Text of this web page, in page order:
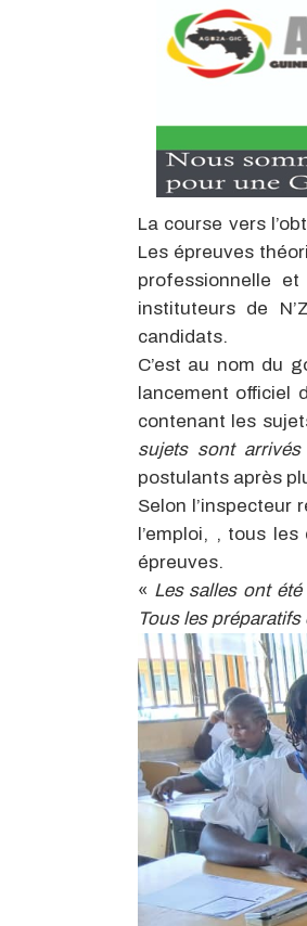
La course vers
Les épreuves
professionnelle
instituteurs de
candidats.
C’est au nom du
lancement officiel
contenant les
sujets sont arrivés
postulants après
Selon l’inspecteur
l’emploi, , tous
épreuves.
« Les salles ont
Tous les